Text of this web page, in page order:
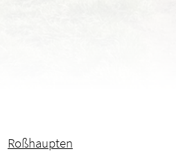
Roßhaupten